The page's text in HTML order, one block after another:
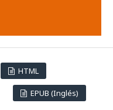
HTML
EPUB (Inglés)